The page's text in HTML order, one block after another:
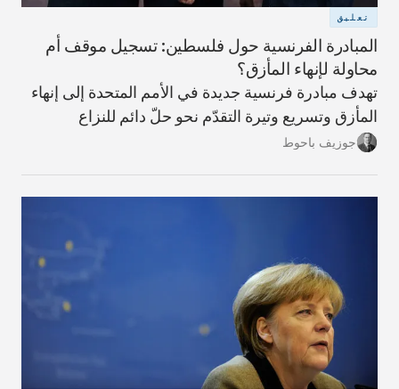
تعليق
المبادرة الفرنسية حول فلسطين: تسجيل موقف أم
محاولة لإنهاء المأزق؟
تهدف مبادرة فرنسية جديدة في الأمم المتحدة إلى إنهاء
المأزق وتسريع وتيرة التقدّم نحو حلّ دائم للنزاع
الإسرائيلي-الفسلطيني.
جوزيف باحوط